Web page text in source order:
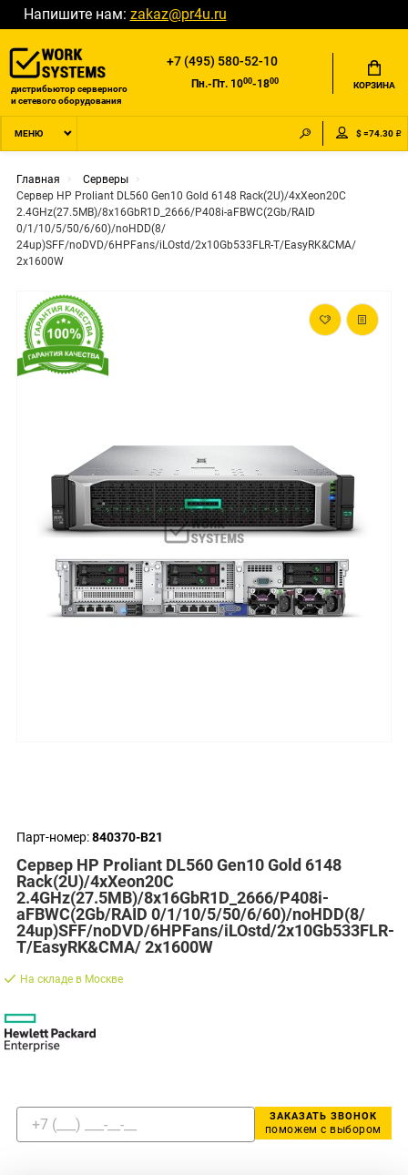
Напишите нам: zakaz@pr4u.ru
дистрибьютор серверного
и сетевого оборудования
+7 (495) 580-52-10
Пн.-Пт. 1000-1800 КОРЗИНА
МЕНЮ $ =74.30 ₽
Главная
Серверы
Сервер HP Proliant DL560 Gen10 Gold 6148 Rack(2U)/4xXeon20C
2.4GHz(27.5MB)/8x16GbR1D_2666/P408i-aFBWC(2Gb/RAID
0/1/10/5/50/6/60)/noHDD(8/
24up)SFF/noDVD/6HPFans/iLOstd/2x10Gb533FLR-T/EasyRK&CMA/
2x1600W
Парт-номер:840370-B21
Сервер HP Proliant DL560 Gen10 Gold 6148
Rack(2U)/4xXeon20C
2.4GHz(27.5MB)/8x16GbR1D_2666/P408i-
aFBWC(2Gb/RAID 0/1/10/5/50/6/60)/noHDD(8/
24up)SFF/noDVD/6HPFans/iLOstd/2x10Gb533FLR-
T/EasyRK&CMA/ 2x1600W
На складе в Москве
ЗАКАЗАТЬ ЗВОНОК
поможем с выбором